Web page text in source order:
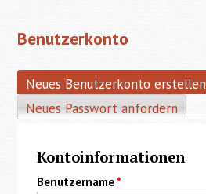
Benutzerkonto
HAUPT-REITER
Neues Benutzerkonto erstellen
Neues Passwort anfordern
Kontoinformationen
Benutzername *